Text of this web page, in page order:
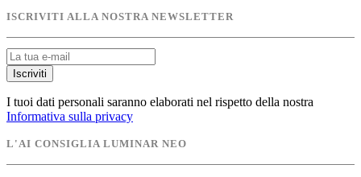
ISCRIVITI ALLA NOSTRA NEWSLETTER
Iscriviti
I tuoi dati personali saranno elaborati nel rispetto della nostra
Informativa sulla privacy
L'AI CONSIGLIA LUMINAR NEO